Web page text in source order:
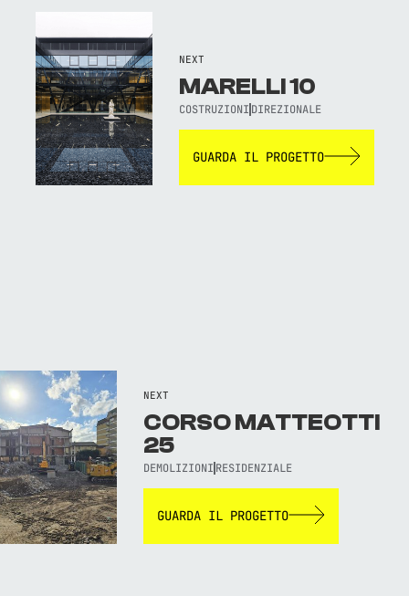
NEXT
MARELLI 10
COSTRUZIONI DIREZIONALE
GUARDA IL PROGETTO
NEXT
CORSO MATTEOTTI
25
DEMOLIZIONI RESIDENZIALE
GUARDA IL PROGETTO